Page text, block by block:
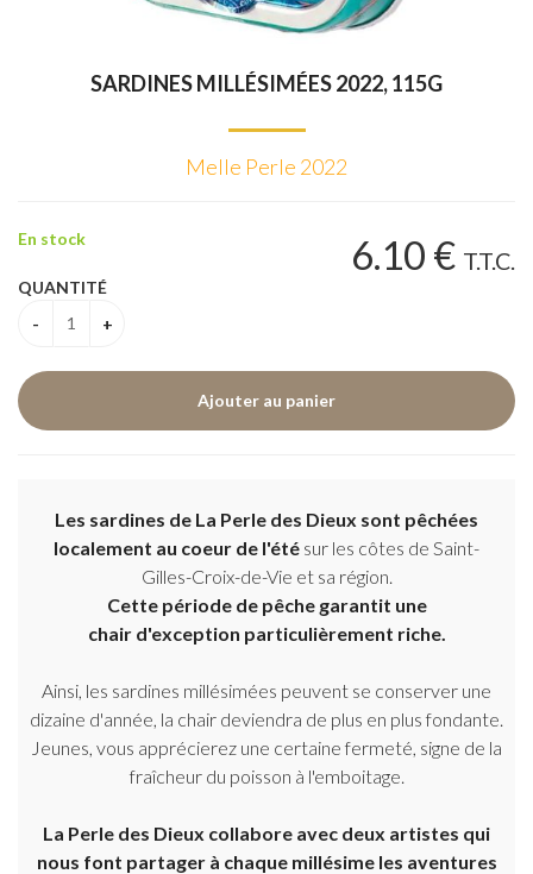
SARDINES MILLÉSIMÉES 2022, 115G
Melle Perle 2022
6.10 € T.T.C.
En stock
QUANTITÉ
Les sardines de La Perle des Dieux sont pêchées
localement au coeur de l'été sur les côtes de Saint-
Gilles-Croix-de-Vie et sa région.
Cette période de pêche garantit une
chair d'exception particulièrement riche.
Ainsi, les sardines millésimées peuvent se conserver une
dizaine d'année, la chair deviendra de plus en plus fondante.
Jeunes, vous apprécierez une certaine fermeté, signe de la
fraîcheur du poisson à l'emboitage.
La Perle des Dieux collabore avec deux artistes qui
nous font partager à chaque millésime les aventures